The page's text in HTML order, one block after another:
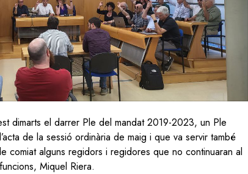
dimarts el darrer Ple del mandat 2019-2023, un Ple
de la sessió ordinària de maig i que va servir també
comiat alguns regidors i regidores que no continuaran al
Miquel Riera.